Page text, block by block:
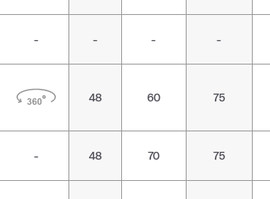
- - - -
48 60 75
- 48 70 75